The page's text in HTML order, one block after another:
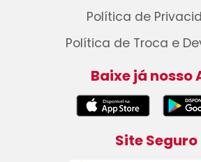
Política de
Política de Troca e
Baixe já nosso
Site Seguro